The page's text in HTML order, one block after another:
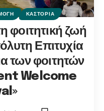
ΚΑΣΤΟΡΙΆ
φοιτητική ζωή
Επιτυχία
των φοιτητών
Welcome